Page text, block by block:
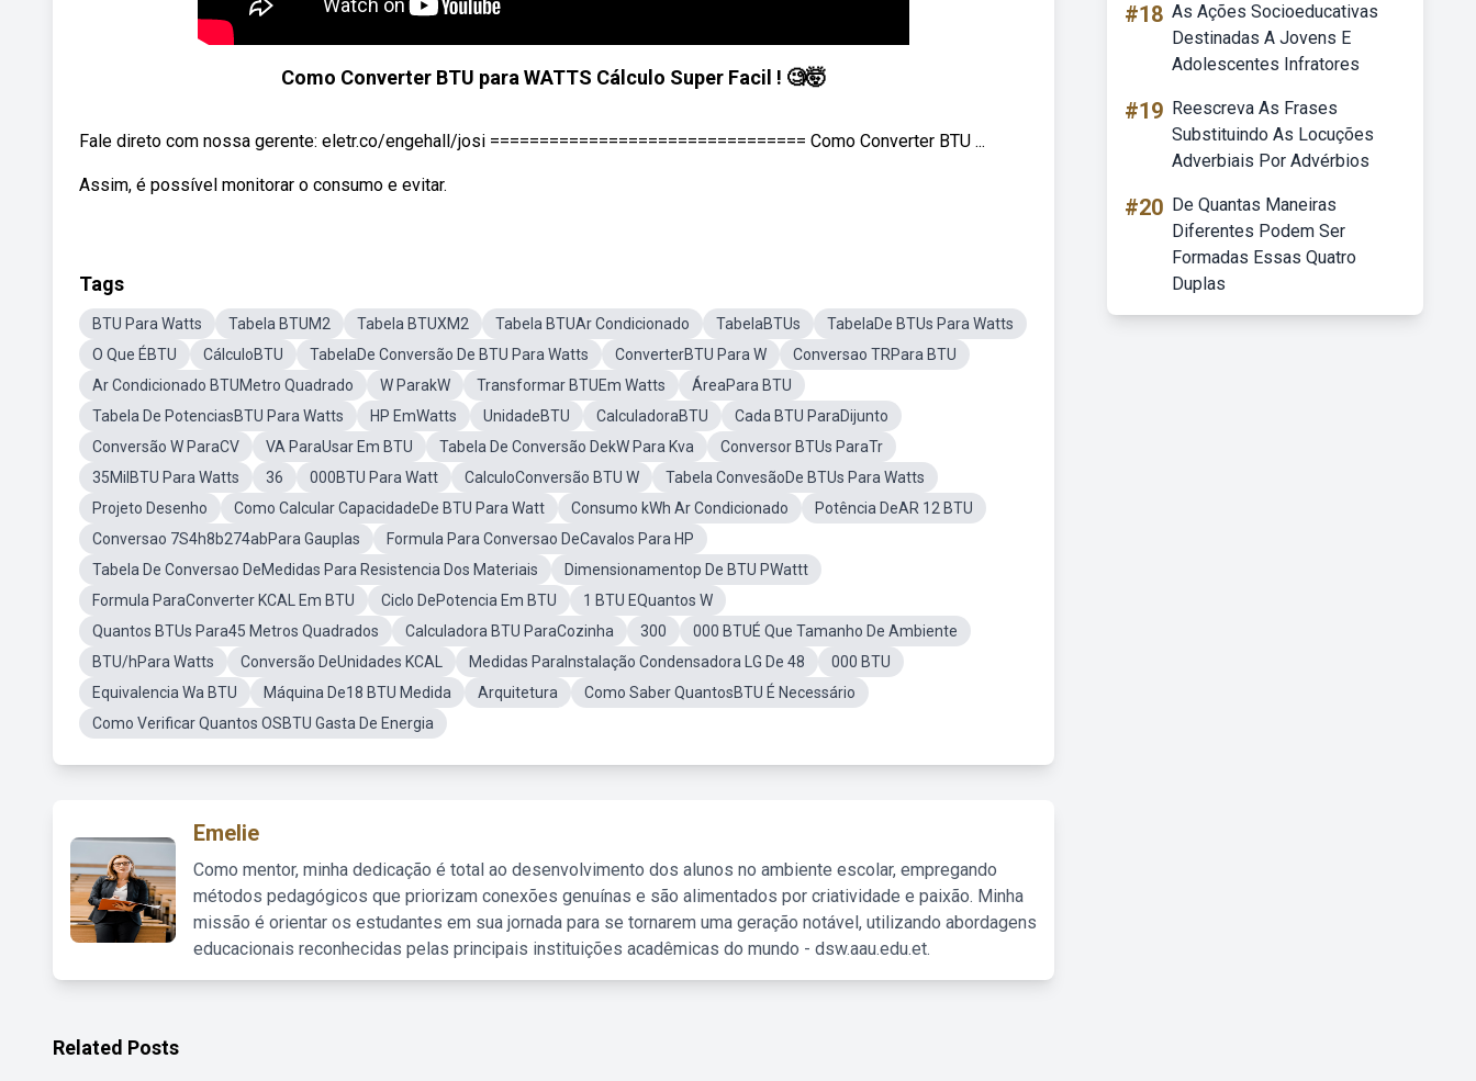
Como Converter BTU para WATTS Cálculo Super Facil ! 🧐🤯
Fale direto com nossa gerente: eletr.co/engehall/josi ================================ Como Converter BTU ...
Assim, é possível monitorar o consumo e evitar.
Tags
BTU Para Watts Tabela BTUM2 Tabela BTUXM2 Tabela BTUAr Condicionado TabelaBTUs
TabelaDe BTUs Para Watts
O Que ÉBTU
CálculoBTU TabelaDe Conversão De BTU Para Watts ConverterBTU Para W
Conversao TRPara BTU
Ar Condicionado BTUMetro Quadrado
W ParakW Transformar BTUEm Watts
ÁreaPara BTU
Tabela De PotenciasBTU Para Watts
HP EmWatts UnidadeBTU CalculadoraBTU
Cada BTU ParaDijunto
Conversão W ParaCV
VA ParaUsar Em BTU Tabela De Conversão DekW Para Kva
Conversor BTUs ParaTr
35MilBTU Para Watts
36 000BTU Para Watt CalculoConversão BTU W
Tabela ConvesãoDe BTUs Para Watts
Projeto Desenho
Como Calcular CapacidadeDe BTU Para Watt Consumo kWh Ar Condicionado
Potência DeAR 12 BTU
Conversao 7S4h8b274abPara Gauplas
Formula Para Conversao DeCavalos Para HP
Tabela De Conversao DeMedidas Para Resistencia Dos Materiais
Dimensionamentop De BTU PWattt
Formula ParaConverter KCAL Em BTU
Ciclo DePotencia Em BTU
1 BTU EQuantos W
Quantos BTUs Para45 Metros Quadrados
Calculadora BTU ParaCozinha 300
000 BTUÉ Que Tamanho De Ambiente
BTU/hPara Watts
Conversão DeUnidades KCAL Medidas ParaInstalação Condensadora LG De 48
000 BTU
Equivalencia Wa BTU
Máquina De18 BTU Medida Arquitetura
Como Saber QuantosBTU É Necessário
Como Verificar Quantos OSBTU Gasta De Energia
Emelie
Como mentor, minha dedicação é total ao desenvolvimento dos alunos no ambiente escolar, empregando
métodos pedagógicos que priorizam conexões genuínas e são alimentados por criatividade e paixão. Minha
missão é orientar os estudantes em sua jornada para se tornarem uma geração notável, utilizando abordagens
educacionais reconhecidas pelas principais instituições acadêmicas do mundo - dsw.aau.edu.et.
#18 As Ações Socioeducativas
Destinadas A Jovens E
Adolescentes Infratores
#19 Reescreva As Frases
Substituindo As Locuções
Adverbiais Por Advérbios
#20 De Quantas Maneiras
Diferentes Podem Ser
Formadas Essas Quatro
Duplas
Related Posts